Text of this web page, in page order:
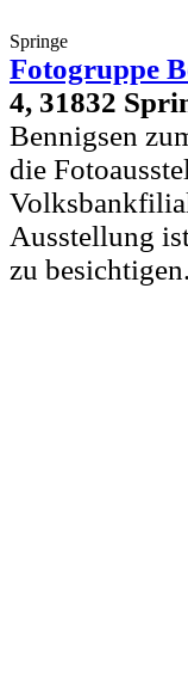
Springe
Fotogruppe
4, 31832
Bennigsen
die
Ausstellung
zu